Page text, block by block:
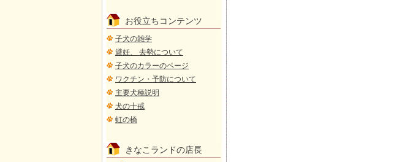
お役立ちコンテンツ
子犬の雑学
避妊、 去勢について
子犬のカラーのページ
ワクチン・予防について
主要犬種説明
犬の十戒
虹の橋
きなこランドの店長